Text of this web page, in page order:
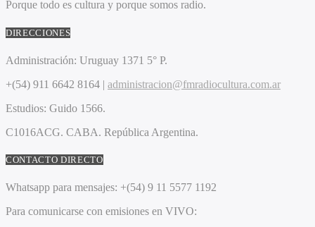
Porque todo es cultura y porque somos radio.
DIRECCIONES
Administración: Uruguay 1371 5° P.
+(54) 911 6642 8164 | administracion@fmradiocultura.com.ar
Estudios: Guido 1566.
C1016ACG. CABA. República Argentina.
CONTACTO DIRECTO
Whatsapp para mensajes: +(54) 9 11 5577 1192
Para comunicarse con emisiones en VIVO: